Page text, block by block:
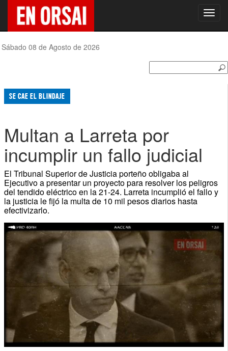
Sábado 08 de Agosto de 2026
SE CAE EL BLINDAJE
Multan a Larreta por
incumplir un fallo judicial
El Tribunal Superior de Justicia porteño obligaba al
Ejecutivo a presentar un proyecto para resolver los peligros
del tendido eléctrico en la 21-24. Larreta incumplió el fallo y
la justicia le fijó la multa de 10 mil pesos diarios hasta
efectivizarlo.